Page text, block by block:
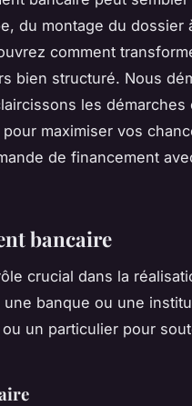
du montage du dossier
comment
bien structuré. Nous
les démarches
maximiser vos
de financement
bancaire
crucial dans la
banque ou une
un particulier pour